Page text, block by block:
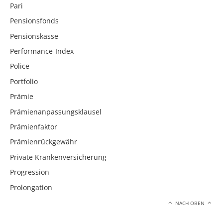
Pari
Pensionsfonds
Pensionskasse
Performance-Index
Police
Portfolio
Prämie
Prämienanpassungsklausel
Prämienfaktor
Prämienrückgewähr
Private Krankenversicherung
Progression
Prolongation
NACH OBEN